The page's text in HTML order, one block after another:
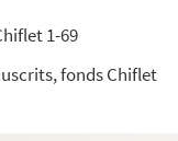
1-69
fonds Chiflet
Ier, comte de